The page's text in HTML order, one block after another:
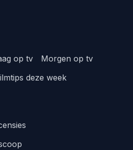
op tv
Morgen op tv
deze week